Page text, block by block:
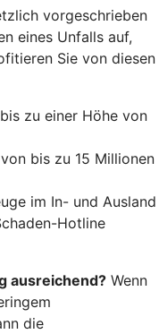
vorgeschrieben
eines Unfalls auf,
Sie von diesen
zu einer Höhe von
bis zu 15 Millionen
im In- und Ausland
Hotline
ausreichend? Wenn
die